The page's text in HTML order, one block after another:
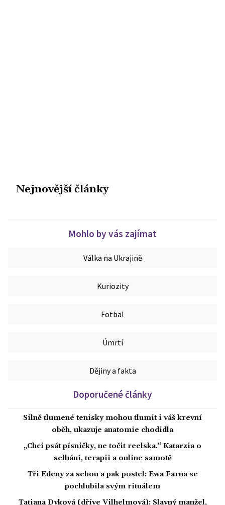
Nejnovější články
Mohlo by vás zajímat
Válka na Ukrajině
Kuriozity
Fotbal
Úmrtí
Dějiny a fakta
Doporučené články
Silně tlumené tenisky mohou tlumit i váš krevní
oběh, ukazuje anatomie chodidla
„Chci psát písničky, ne točit reelska.“ Katarzia o
selhání, terapii a online samotě
Tři Edeny za sebou a pak postel: Ewa Farna se
pochlubila svým rituálem
Tatiana Dyková (dříve Vilhelmová): Slavný manžel,